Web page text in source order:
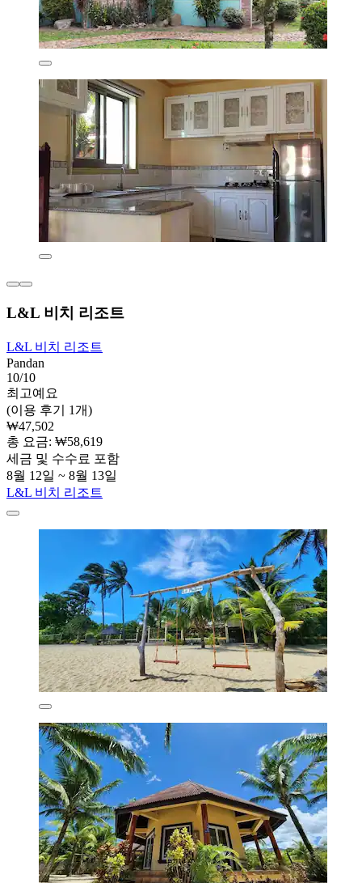
L&L 비치 리조트
L&L 비치 리조트
Pandan
10/10
최고예요
(이용 후기 1개)
₩47,502
총 요금: ₩58,619
세금 및 수수료 포함
8월 12일 ~ 8월 13일
L&L 비치 리조트